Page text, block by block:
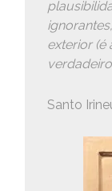
exterior (é
Santo